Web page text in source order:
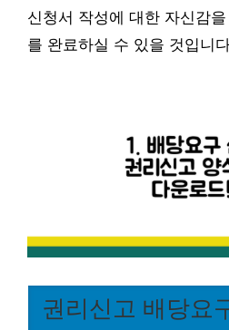
신청서 작성에 대한 자신감
를 완료하실 수 있을 것입니
권리신고 배당요